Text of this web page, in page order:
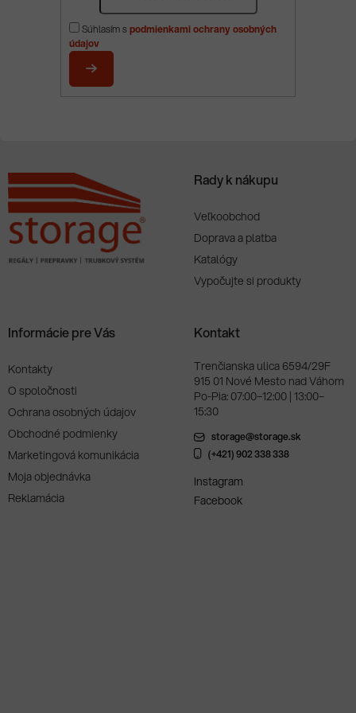
Súhlasím spodmienkami ochrany osobných
údajov
PRIHLÁSIŤ
Rady k nákupu
Veľkoobchod
Doprava a platba
Katalógy
Vypočujte si produkty
Informácie pre Vás
Kontakty
O spoločnosti
Ochrana osobných údajov
Obchodné podmienky
Marketingová komunikácia
Moja objednávka
Reklamácia
Kontakt
Trenčianska ulica 6594/29F
915 01 Nové Mesto nad Váhom
Po-Pia: 07:00–12:00 | 13:00–
15:30
storage@storage.sk
(+421) 902 338 338
Instagram
Facebook